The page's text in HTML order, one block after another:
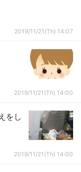
2019/11/21(Th) 14:07
2019/11/21(Th) 14:00
をし
2019/11/21(Th) 14:00